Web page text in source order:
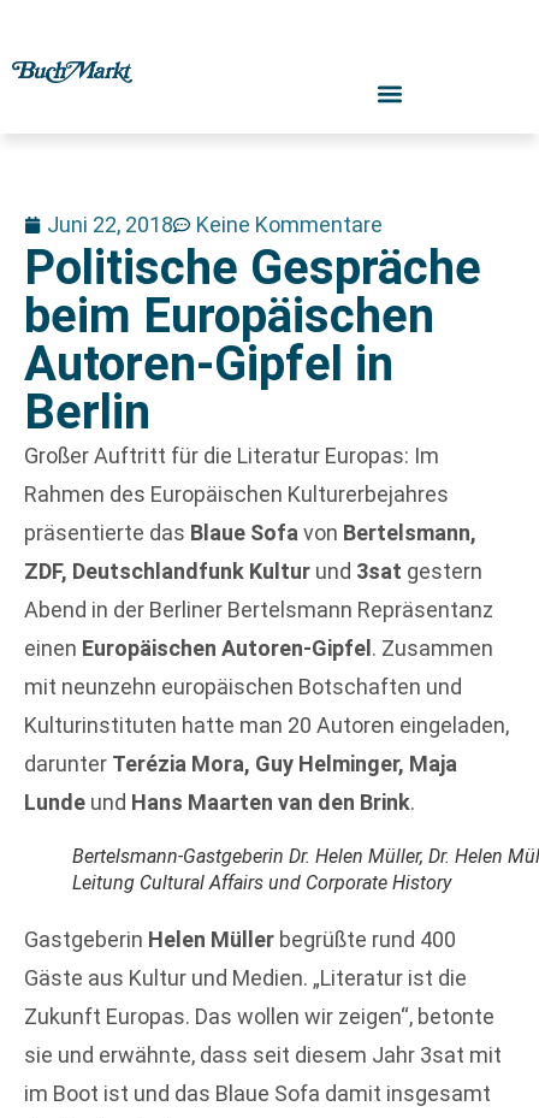
Juni 22, 2018 Keine Kommentare
Politische Gespräche
beim Europäischen
Autoren-Gipfel in
Berlin
Großer Auftritt für die Literatur Europas: Im
Rahmen des Europäischen Kulturerbejahres
präsentierte das Blaue Sofa von Bertelsmann,
ZDF, Deutschlandfunk Kultur und 3sat gestern
Abend in der Berliner Bertelsmann Repräsentanz
einen Europäischen Autoren-Gipfel . Zusammen
mit neunzehn europäischen Botschaften und
Kulturinstituten hatte man 20 Autoren eingeladen,
darunter Terézia Mora, Guy Helminger, Maja
Lunde und Hans Maarten van den Brink.
Bertelsmann-Gastgeberin Dr. Helen Müller, Dr. Helen
Leitung Cultural Affairs und Corporate History
Gastgeberin Helen Müller begrüßte rund 400
Gäste aus Kultur und Medien. „Literatur ist die
Zukunft Europas. Das wollen wir zeigen“, betonte
sie und erwähnte, dass seit diesem Jahr 3sat mit
im Boot ist und das Blaue Sofa damit insgesamt